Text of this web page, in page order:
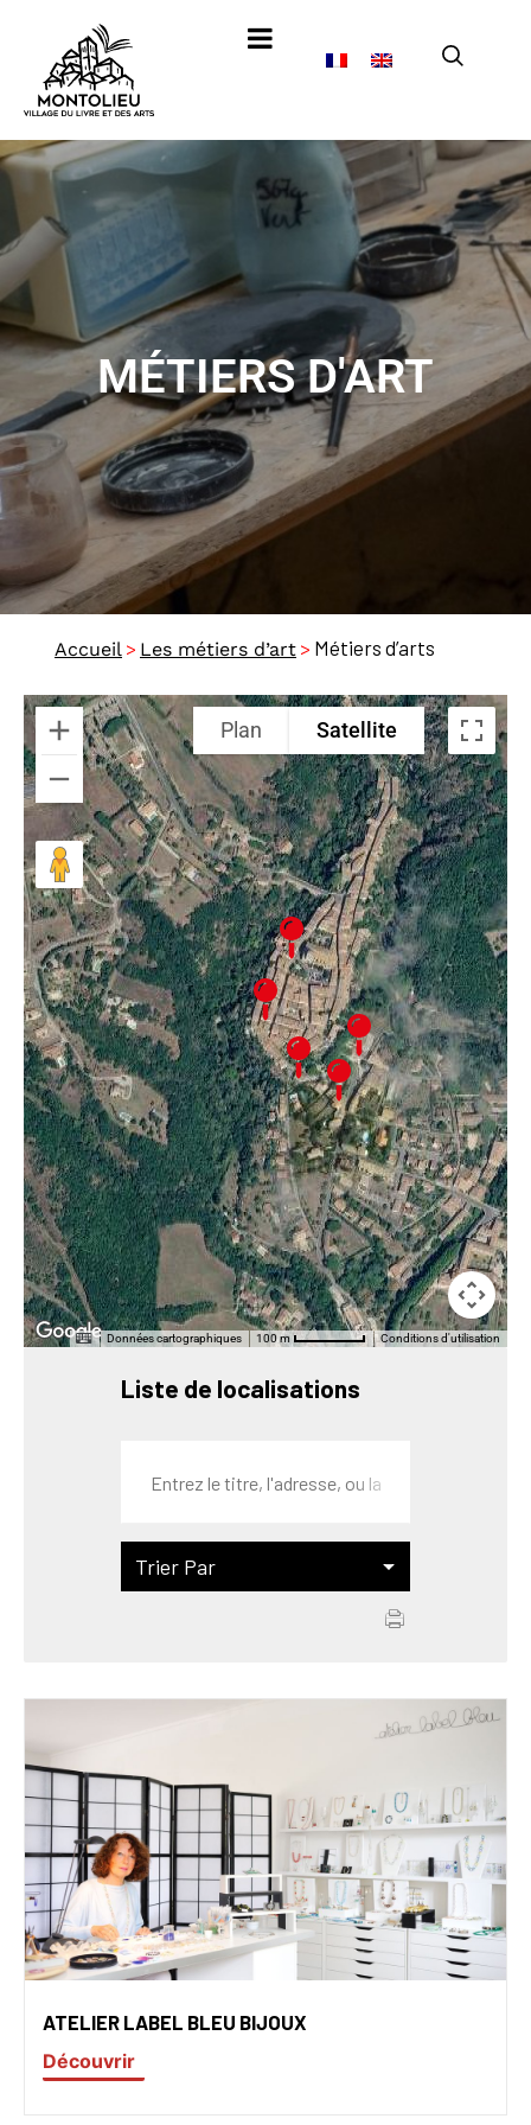
MÉTIERS D'ART
Accueil > Les métiers d’art > Métiers d’arts
Plan Satellite
Données cartographiques 100 m Conditions d'utilisation
Liste de localisations
ATELIER LABEL BLEU BIJOUX
Découvrir